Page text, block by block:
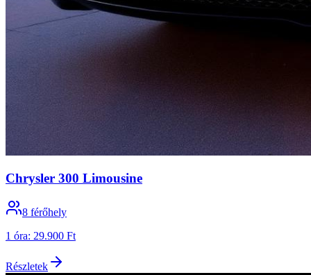
Chrysler 300 Limousine
8 férőhely
1 óra: 29.900 Ft
Részletek